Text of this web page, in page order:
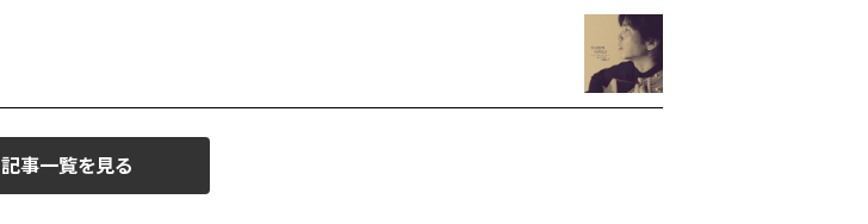
記事一覧を見る